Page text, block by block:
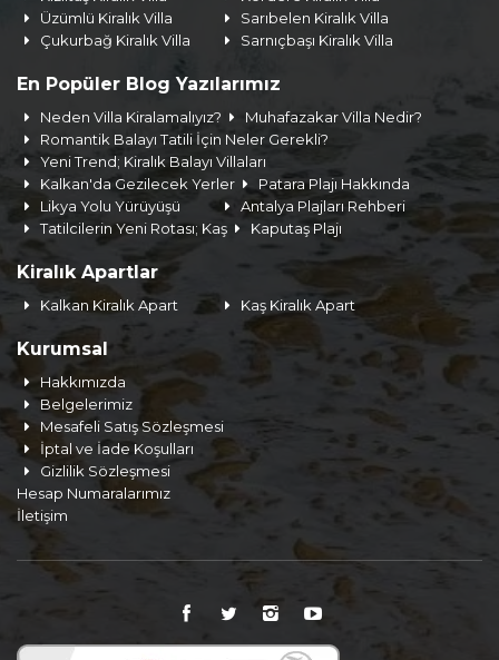
Üzümlü Kiralık Villa
Sarıbelen Kiralık Villa
Çukurbağ Kiralık Villa
Sarnıçbaşı Kiralık Villa
En Popüler Blog Yazılarımız
Neden Villa Kiralamalıyız?
Muhafazakar Villa Nedir?
Romantik Balayı Tatili İçin Neler Gerekli?
Yeni Trend; Kiralık Balayı Villaları
Kalkan'da Gezilecek Yerler
Patara Plajı Hakkında
Likya Yolu Yürüyüşü
Antalya Plajları Rehberi
Tatilcilerin Yeni Rotası; Kaş
Kaputaş Plajı
Kiralık Apartlar
Kalkan Kiralık Apart Kaş Kiralık Apart
Kurumsal
Hakkımızda
Belgelerimiz
Mesafeli Satış Sözleşmesi
İptal ve İade Koşulları
Gizlilik Sözleşmesi
Hesap Numaralarımız
İletişim